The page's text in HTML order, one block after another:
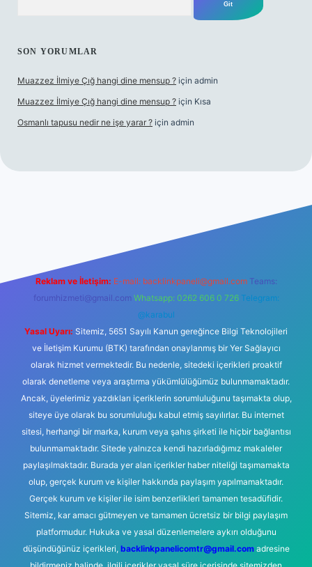
SON YORUMLAR
Muazzez İlmiye Çığ hangi dine mensup ? için admin
Muazzez İlmiye Çığ hangi dine mensup ? için Kısa
Osmanlı tapusu nedir ne işe yarar ? için admin
m elexbet
Reklam ve İletişim: E-mail: backlinkpaneli@gmail.com Teams:
forumhizmeti@gmail.com Whatsapp: 0262 606 0 726 Telegram:
@karabul
Yasal Uyarı: Sitemiz, 5651 Sayılı Kanun gereğince Bilgi Teknolojileri
ve İletişim Kurumu (BTK) tarafından onaylanmış bir Yer Sağlayıcı
olarak hizmet vermektedir. Bu nedenle, sitedeki içerikleri proaktif
olarak denetleme veya araştırma yükümlülüğümüz bulunmamaktadır.
Ancak, üyelerimiz yazdıkları içeriklerin sorumluluğunu taşımakta olup,
siteye üye olarak bu sorumluluğu kabul etmiş sayılırlar. Bu internet
sitesi, herhangi bir marka, kurum veya şahıs şirketi ile hiçbir bağlantısı
bulunmamaktadır. Sitede yalnızca kendi hazırladığımız makaleler
paylaşılmaktadır. Burada yer alan içerikler haber niteliği taşımamakta
olup, gerçek kurum ve kişiler hakkında paylaşım yapılmamaktadır.
Gerçek kurum ve kişiler ile isim benzerlikleri tamamen tesadüfidir.
Sitemiz, kar amacı gütmeyen ve tamamen ücretsiz bir bilgi paylaşım
platformudur. Hukuka ve yasal düzenlemelere aykırı olduğunu
düşündüğünüz içerikleri, backlinkpanelicomtr@gmail.comadresine